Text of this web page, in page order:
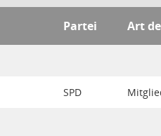
Partei Art
SPD